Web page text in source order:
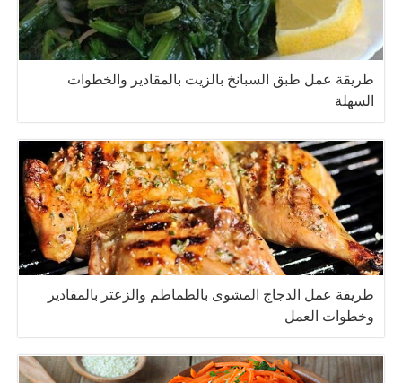
طريقة عمل طبق السبانخ بالزيت بالمقادير والخطوات
السهلة
طريقة عمل الدجاج المشوى بالطماطم والزعتر بالمقادير
وخطوات العمل